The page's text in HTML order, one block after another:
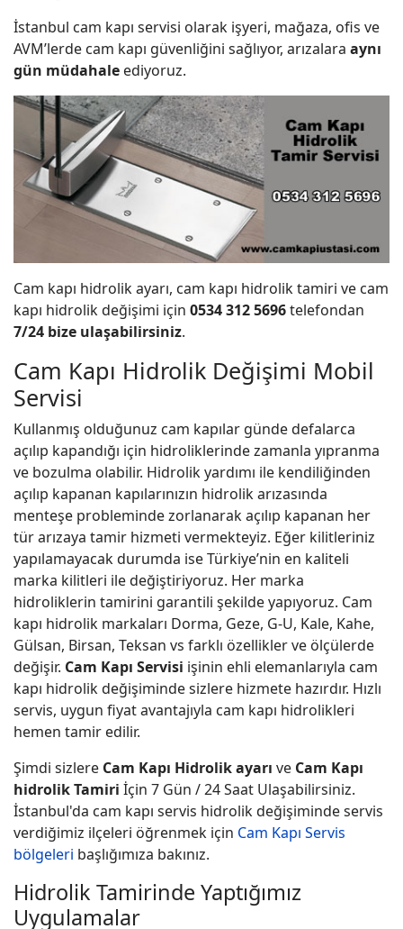
İstanbul cam kapı servisi olarak işyeri, mağaza, ofis ve
AVM’lerde cam kapı güvenliğini sağlıyor, arızalara aynı
gün müdahale ediyoruz.
Cam kapı hidrolik ayarı, cam kapı hidrolik tamiri ve cam
kapı hidrolik değişimi için 0534 312 5696telefondan
7/24 bize ulaşabilirsiniz.
Cam Kapı Hidrolik Değişimi Mobil
Servisi
Kullanmış olduğunuz cam kapılar günde defalarca
açılıp kapandığı için hidroliklerinde zamanla yıpranma
ve bozulma olabilir. Hidrolik yardımı ile kendiliğinden
açılıp kapanan kapılarınızın hidrolik arızasında
menteşe probleminde zorlanarak açılıp kapanan her
tür arızaya tamir hizmeti vermekteyiz. Eğer kilitleriniz
yapılamayacak durumda ise Türkiye’nin en kaliteli
marka kilitleri ile değiştiriyoruz. Her marka
hidroliklerin tamirini garantili şekilde yapıyoruz. Cam
kapı hidrolik markaları Dorma, Geze, G-U, Kale, Kahe,
Gülsan, Birsan, Teksan vs farklı özellikler ve ölçülerde
değişir. Cam Kapı Servisi işinin ehli elemanlarıyla cam
kapı hidrolik değişiminde sizlere hizmete hazırdır. Hızlı
servis, uygun fiyat avantajıyla cam kapı hidrolikleri
hemen tamir edilir.
Şimdi sizlere Cam Kapı Hidrolik ayarı ve Cam Kapı
hidrolik Tamiri İçin 7 Gün / 24 Saat Ulaşabilirsiniz.
İstanbul'da cam kapı servis hidrolik değişiminde servis
verdiğimiz ilçeleri öğrenmek için Cam Kapı Servis
bölgeleri başlığımıza bakınız.
Hidrolik Tamirinde Yaptığımız
Uygulamalar